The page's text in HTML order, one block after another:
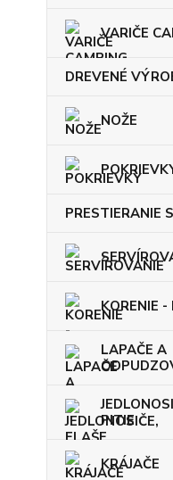
VARIČE
DREVENÉ
NOŽE
PRESTIERANIE
KORENIE -
LAPAČE A
PITIE
KRÁJAČE